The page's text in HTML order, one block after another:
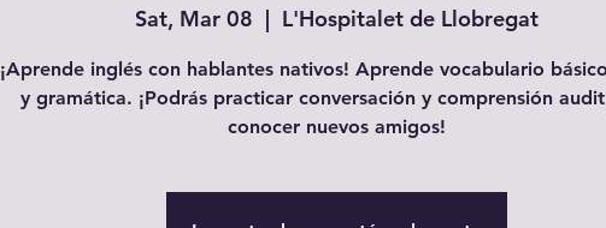
Sat, Mar 08
  |
L'Hospitalet de Llobregat
¡Aprende inglés con hablantes nativos! Aprende vocabulario
y gramática. ¡Podrás practicar conversación y comprensión
conocer nuevos amigos!